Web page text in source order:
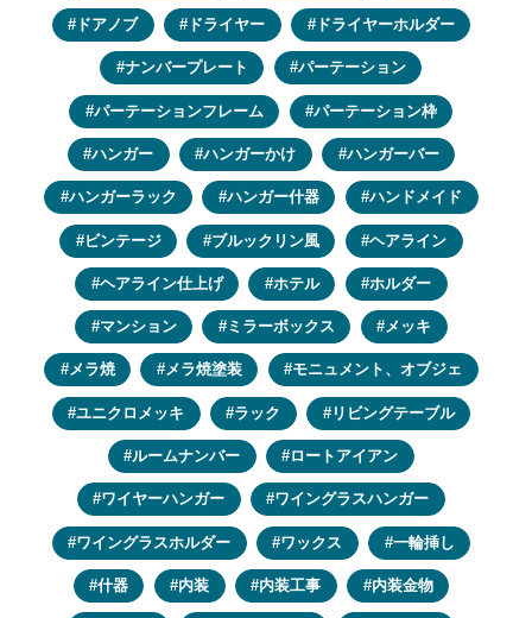
ドアノブ ドライヤー ドライヤーホルダー
ナンバープレート パーテーション
パーテーションフレーム パーテーション枠
ハンガー ハンガーかけ ハンガーバー
ハンガーラック ハンガー什器 ハンドメイド
ビンテージ ブルックリン風 ヘアライン
ヘアライン仕上げ ホテル ホルダー
マンション ミラーボックス メッキ
メラ焼 メラ焼塗装 モニュメント、オブジェ
ユニクロメッキ ラック リビングテーブル
ルームナンバー ロートアイアン
ワイヤーハンガー ワイングラスハンガー
ワイングラスホルダー ワックス 一輪挿し
什器 内装 内装工事 内装金物